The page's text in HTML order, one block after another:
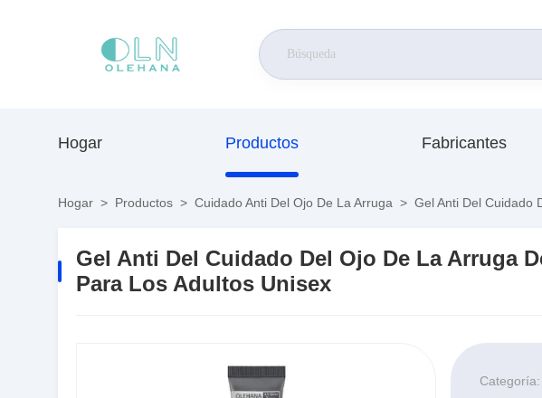
Hogar Productos Fabricantes
Hogar > Productos > Cuidado Anti Del Ojo De La Arruga > Gel Anti Del Cuidado
Gel Anti Del Cuidado Del Ojo De La Arruga
Para Los Adultos Unisex
Categoría: